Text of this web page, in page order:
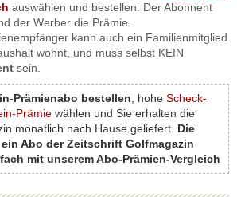
auswählen und bestellen: Der Abonnent
der Werber die Prämie.
kann auch ein Familienmitglied
wohnt, und muss selbst KEIN
sein.
Prämienabo bestellen , hohe Scheck-
Prämie wählen und Sie erhalten die
monatlich nach Hause geliefert. Die
Abo der Zeitschrift Golfmagazin
mit unserem Abo-Prämien-Vergleich